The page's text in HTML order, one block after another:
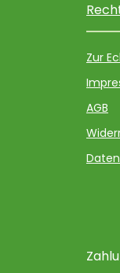
Zur
AGB